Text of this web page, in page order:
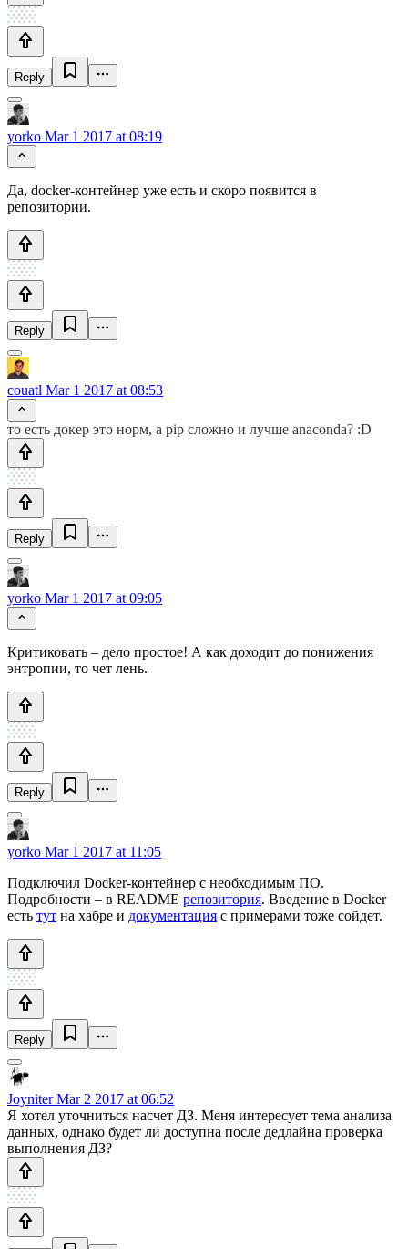
Reply
yorko Mar 1 2017 at 08:19
Да, docker-контейнер уже есть и скоро появится в
репозитории.
Reply
couatl Mar 1 2017 at 08:53
то есть докер это норм, а pip сложно и лучше anaconda? :D
Reply
yorko Mar 1 2017 at 09:05
Критиковать – дело простое! А как доходит до понижения
энтропии, то чет лень.
Reply
yorko Mar 1 2017 at 11:05
Подключил Docker-контейнер с необходимым ПО.
Подробности – в README репозитория. Введение в Docker
есть тут на хабре и документация с примерами тоже сойдет.
Reply
JoyniterMar 2 2017 at 06:52
Я хотел уточниться насчет ДЗ. Меня интересует тема анализа
данных, однако будет ли доступна после дедлайна проверка
выполнения ДЗ?